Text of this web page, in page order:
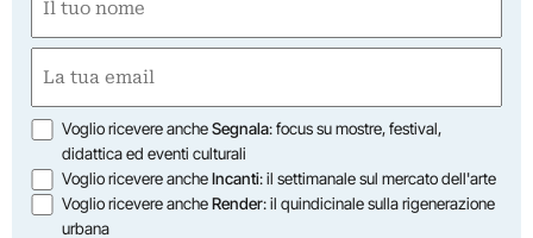
(Obbligatorio)
Nome
(Obbligatorio)
Opzioni
Voglio ricevere ancheSegnala: focus su mostre, festival,
didattica ed eventi culturali
Voglio ricevere ancheIncanti: il settimanale sul mercato dell'arte
Voglio ricevere ancheRender: il quindicinale sulla rigenerazione
urbana